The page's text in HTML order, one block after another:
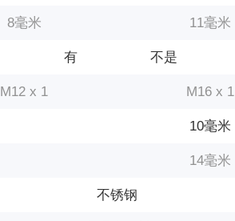
8毫米 11毫米
有 不是
M12 x 1 M16 x 1
10毫米
14毫米
不锈钢